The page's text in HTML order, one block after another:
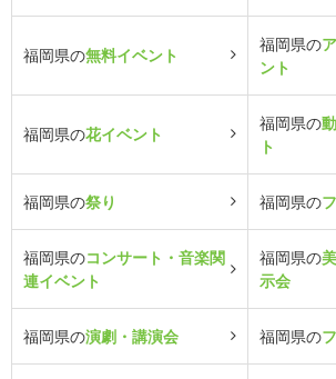
福岡県の無料イベント
福岡県の
ント
福岡県の花イベント
福岡県の
ト
福岡県の祭り 福岡県の
福岡県のコンサート・音楽関
連イベント
福岡県の
示会
福岡県の演劇・講演会 福岡県の